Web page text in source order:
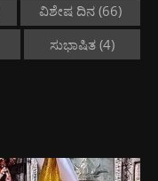
ವಿಶೇಷ ದಿನ (66)
ಸುಭಾಷಿತ (4)